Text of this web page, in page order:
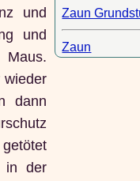
und
und
wieder
dann
in der
Zaun
Zaun